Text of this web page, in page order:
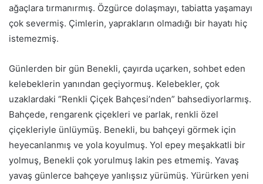
ağaçlara tırmanırmış. Özgürce dolaşmayı, tabiatta yaşamayı
çok severmiş. Çimlerin, yaprakların olmadığı bir hayatı hiç
istemezmiş.
Günlerden bir gün Benekli, çayırda uçarken, sohbet eden
kelebeklerin yanından geçiyormuş. Kelebekler, çok
uzaklardaki “Renkli Çiçek Bahçesi’nden” bahsediyorlarmış.
Bahçede, rengarenk çiçekleri ve parlak, renkli özel
çiçekleriyle ünlüymüş. Benekli, bu bahçeyi görmek için
heyecanlanmış ve yola koyulmuş. Yol epey meşakkatli bir
yolmuş, Benekli çok yorulmuş lakin pes etmemiş. Yavaş
yavaş günlerce bahçeye yanlışsız yürümüş. Yürürken yeni